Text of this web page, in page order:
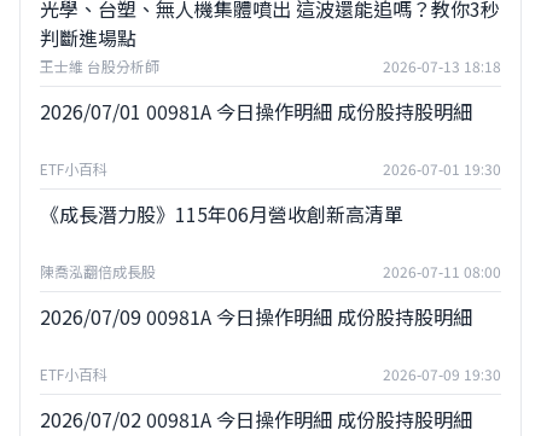
光學、台塑、無人機集體噴出 這波還能追嗎？教你3秒
判斷進場點
王士維 台股分析師 2026-07-13 18:18
2026/07/01 00981A 今日操作明細 成份股持股明細
ETF小百科 2026-07-01 19:30
《成長潛力股》115年06月營收創新高清單
陳喬泓翻倍成長股 2026-07-11 08:00
2026/07/09 00981A 今日操作明細 成份股持股明細
ETF小百科 2026-07-09 19:30
2026/07/02 00981A 今日操作明細 成份股持股明細